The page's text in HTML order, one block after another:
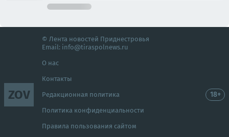
ZOV
© Лента новостей Приднестровья
Email: info@tiraspolnews.ru
О нас
Контакты
Редакционная политика
Политика конфиденциальности
Правила пользования сайтом
18+